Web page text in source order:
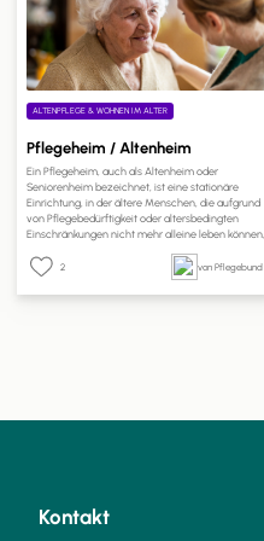
ALTENPFLEGE & WOHNEN IM ALTER
Pflegeheim / Altenheim
Ein Pflegeheim, auch als Altenheim oder
Seniorenheim bezeichnet, ist eine stationäre
Einrichtung, in der ältere Menschen, die aufgrund
von Pflegebedürftigkeit oder altersbedingten
Einschränkungen nicht mehr alleine leben können,
erhalten. Pflegeheime sind spezialisierte
Einrichtungen, die rund um die Uhr professionelle
Pflege und Unterstützung bieten.
2 von Pflegebund
Kontakt